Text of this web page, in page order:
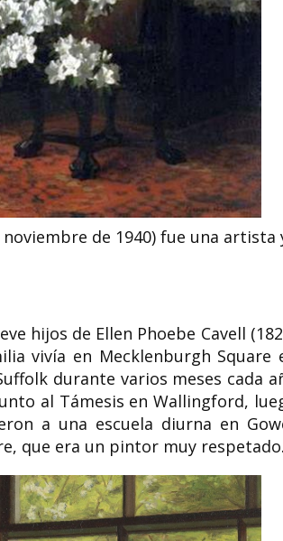
noviembre de 1940) fue una artista
hijos de Ellen Phoebe Cavell
vivía en Mecklenburgh Square
durante varios meses cada
al Támesis en Wallingford,
a una escuela diurna en
que era un pintor muy respetado.
Gómez de Navajas
de Abuelas
de Mayo
de Navajas (23 de
– 2 de mayo de 2012)
por los...
Dolorosa Mubvumbi
activista
del medio ambiente